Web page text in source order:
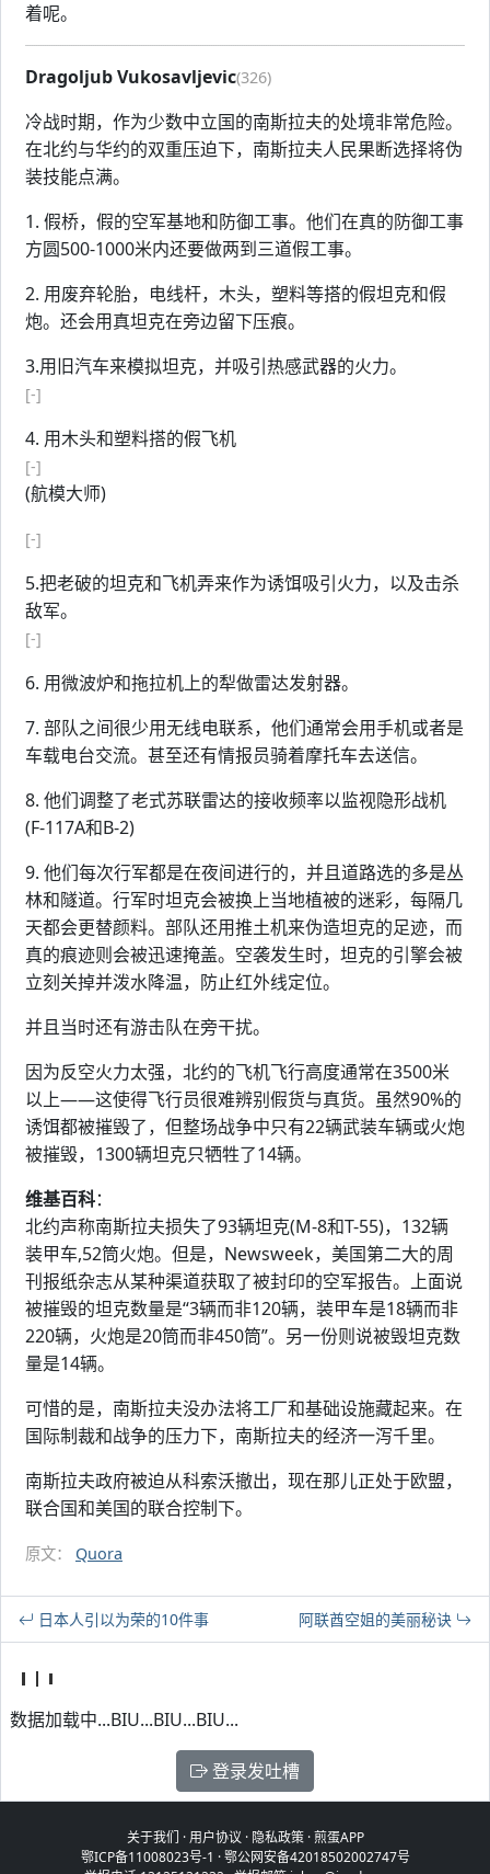
着呢。
Dragoljub Vukosavljevic(326)
冷战时期，作为少数中立国的南斯拉夫的处境非常危险。
在北约与华约的双重压迫下，南斯拉夫人民果断选择将伪
装技能点满。
1. 假桥，假的空军基地和防御工事。他们在真的防御工事
方圆500-1000米内还要做两到三道假工事。
2. 用废弃轮胎，电线杆，木头，塑料等搭的假坦克和假
炮。还会用真坦克在旁边留下压痕。
3.用旧汽车来模拟坦克，并吸引热感武器的火力。
[-]
4. 用木头和塑料搭的假飞机
[-]
(航模大师)
[-]
5.把老破的坦克和飞机弄来作为诱饵吸引火力，以及击杀
敌军。
[-]
6. 用微波炉和拖拉机上的犁做雷达发射器。
7. 部队之间很少用无线电联系，他们通常会用手机或者是
车载电台交流。甚至还有情报员骑着摩托车去送信。
8. 他们调整了老式苏联雷达的接收频率以监视隐形战机
(F-117A和B-2)
9. 他们每次行军都是在夜间进行的，并且道路选的多是丛
林和隧道。行军时坦克会被换上当地植被的迷彩，每隔几
天都会更替颜料。部队还用推土机来伪造坦克的足迹，而
真的痕迹则会被迅速掩盖。空袭发生时，坦克的引擎会被
立刻关掉并泼水降温，防止红外线定位。
并且当时还有游击队在旁干扰。
因为反空火力太强，北约的飞机飞行高度通常在3500米
以上——这使得飞行员很难辨别假货与真货。虽然90%的
诱饵都被摧毁了，但整场战争中只有22辆武装车辆或火炮
被摧毁，1300辆坦克只牺牲了14辆。
维基百科：
北约声称南斯拉夫损失了93辆坦克(M-8和T-55)，132辆
装甲车,52筒火炮。但是，Newsweek，美国第二大的周
刊报纸杂志从某种渠道获取了被封印的空军报告。上面说
被摧毁的坦克数量是“3辆而非120辆，装甲车是18辆而非
220辆，火炮是20筒而非450筒”。另一份则说被毁坦克数
量是14辆。
可惜的是，南斯拉夫没办法将工厂和基础设施藏起来。在
国际制裁和战争的压力下，南斯拉夫的经济一泻千里。
南斯拉夫政府被迫从科索沃撤出，现在那儿正处于欧盟，
联合国和美国的联合控制下。
原文： Quora
日本人引以为荣的10件事 阿联酋空姐的美丽秘诀
数据加载中...BIU...BIU...BIU...
登录发吐槽
关于我们 ·用户协议 · 隐私政策·煎蛋APP
鄂ICP备11008023号-1 ·鄂公网安备42018502002747号